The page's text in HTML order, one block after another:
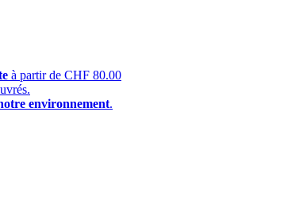
à partir de CHF 80.00
environnement.